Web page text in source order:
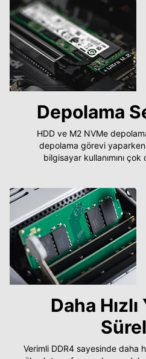
Depolama
HDD ve M2 NVMe
depolama görevi
bilgisayar kullanımını çok
Daha
Verimli DDR4 sayesinde daha